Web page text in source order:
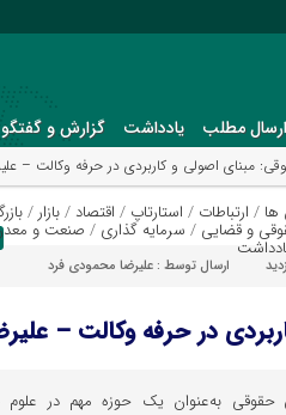
ارسال مطلب یادداشت گزارش و گفتگو
مبنای اصولی و کاربردی در حرفه وکالت –
ها / ارتباطات / استارتاپ / اقتصاد /بازار /
و قضایی / سرمایه گذاری / صنعت و
ارسال توسط : علیرضا محمودی فرد
در حرفه وکالت –
حقوقی به‌عنوان یک حوزه مهم در